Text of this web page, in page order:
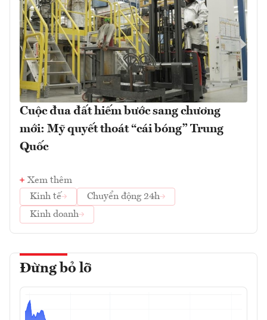
Cuộc đua đất hiếm bước sang chương
mới: Mỹ quyết thoát “cái bóng” Trung
Quốc
Xem thêm
Kinh tế
Chuyển động 24h
Kinh doanh
Đừng bỏ lỡ